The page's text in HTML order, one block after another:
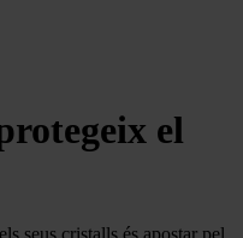
el
seus cristalls és apostar pel